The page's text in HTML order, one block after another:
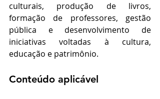
culturais, produção de livros,
formação de professores, gestão
pública e desenvolvimento de
iniciativas voltadas à cultura,
educação e patrimônio.
Conteúdo aplicável